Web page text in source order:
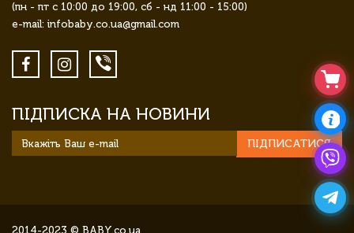
(пн - пт с 10:00 до 19:00, сб - нд 11:00 - 15:00)
e-mail: infobaby.co.ua@gmail.com
ПІДПИСКА НА НОВИНИ
ПІДПИСАТИСЯ
2014-2023 © BABY.co.ua